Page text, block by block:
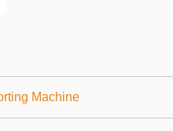
Machine